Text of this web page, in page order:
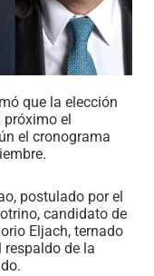
que la elección
el
el cronograma
postulado por el
candidato de
Eljach, ternado
respaldo de la